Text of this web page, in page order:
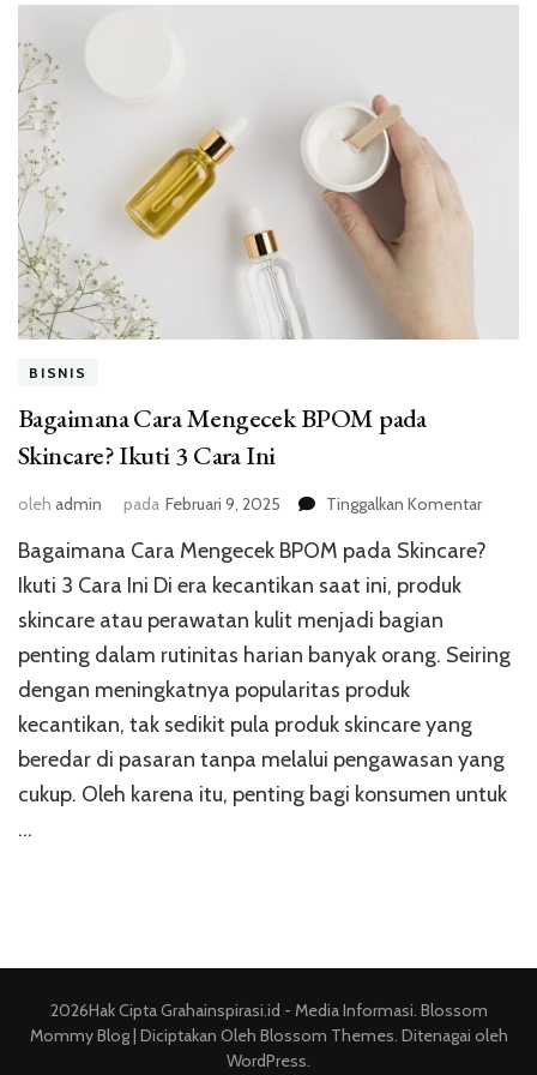
BISNIS
Bagaimana Cara Mengecek BPOM pada
Skincare? Ikuti 3 Cara Ini
oleh admin pada Februari 9, 2025 Tinggalkan Komentarpada
Cara
Ini
Bagaimana Cara Mengecek BPOM pada Skincare?
Ikuti 3 Cara Ini Di era kecantikan saat ini, produk
skincare atau perawatan kulit menjadi bagian
penting dalam rutinitas harian banyak orang. Seiring
dengan meningkatnya popularitas produk
kecantikan, tak sedikit pula produk skincare yang
beredar di pasaran tanpa melalui pengawasan yang
cukup. Oleh karena itu, penting bagi konsumen untuk
…
2026Hak CiptaGrahainspirasi.id - Media Informasi. Blossom
Mommy Blog | Diciptakan Oleh Blossom Themes. Ditenagai oleh
WordPress.